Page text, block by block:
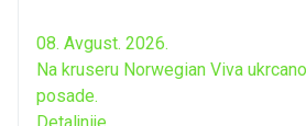
08. Avgust. 2026.
Na kruseru Norwegian Viva
posade.
Detaljnije...